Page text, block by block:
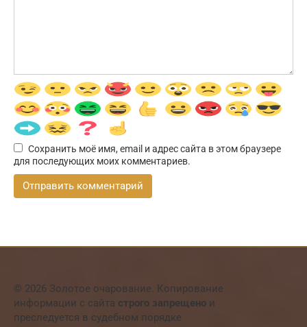
Сохранить моё имя, email и адрес сайта в этом браузере
для последующих моих комментариев.
© 2026 Золотое очарование. Копирование
информации с сайта строго запрещено и
преследуется в судебном порядке